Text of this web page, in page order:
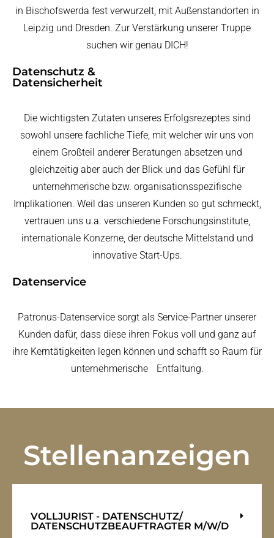
in Bischofswerda fest verwurzelt, mit Außenstandorten in
Leipzig und Dresden. Zur Verstärkung unserer Truppe
suchen wir genau DICH!
Datenschutz &
Datensicherheit
Die wichtigsten Zutaten unseres Erfolgsrezeptes sind
sowohl unsere fachliche Tiefe, mit welcher wir uns von
einem Großteil anderer Beratungen absetzen und
gleichzeitig aber auch der Blick und das Gefühl für
unternehmerische bzw. organisationsspezifische
Implikationen. Weil das unseren Kunden so gut schmeckt,
vertrauen uns u.a. verschiedene Forschungsinstitute,
internationale Konzerne, der deutsche Mittelstand und
innovative Start-Ups.
Datenservice
Patronus-Datenservice sorgt als Service-Partner unserer
Kunden dafür, dass diese ihren Fokus voll und ganz auf
ihre Kerntätigkeiten legen können und schafft so Raum für
unternehmerische Entfaltung.
Stellenanzeigen
VOLLJURIST - DATENSCHUTZ/
DATENSCHUTZBEAUFTRAGTER M/W/D